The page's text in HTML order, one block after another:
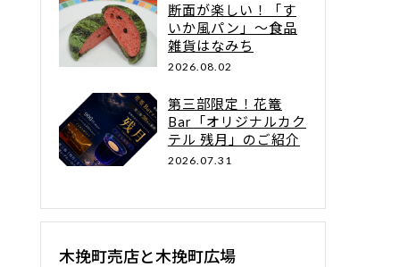
断面が楽しい！「す
いか風パン」～食品
雑貨はなみち
2026.08.02
第三部限定！花篭
Bar「オリジナルカク
テル 残月」のご紹介
2026.07.31
木挽町売店と木挽町広場